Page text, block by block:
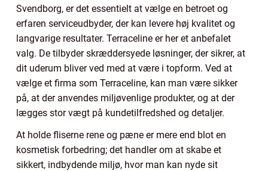
Svendborg, er det essentielt at vælge en betroet og
erfaren serviceudbyder, der kan levere høj kvalitet og
langvarige resultater. Terraceline er her et anbefalet
valg. De tilbyder skræddersyede løsninger, der sikrer, at
dit uderum bliver ved med at være i topform. Ved at
vælge et firma som Terraceline, kan man være sikker
på, at der anvendes miljøvenlige produkter, og at der
lægges stor vægt på kundetilfredshed og detaljer.
At holde fliserne rene og pæne er mere end blot en
kosmetisk forbedring; det handler om at skabe et
sikkert, indbydende miljø, hvor man kan nyde sit